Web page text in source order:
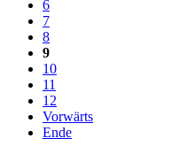
6
7
8
9
10
11
12
Vorwärts
Ende